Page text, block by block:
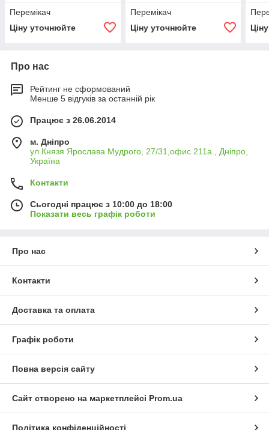
Перемікач
Ціну уточнюйте
Перемікач
Ціну уточнюйте
Про нас
Рейтинг не сформований
Менше 5 відгуків за останній рік
Працює з 26.06.2014
м. Дніпро
ул.Князя Ярослава Мудрого, 27/31,офис 211а., Дніпро,
Україна
Контакти
Сьогодні працює з 10:00 до 18:00
Показати весь графік роботи
Про нас
Контакти
Доставка та оплата
Графік роботи
Повна версія сайту
Сайт створено на маркетплейсі Prom.ua
Політика конфіденційності